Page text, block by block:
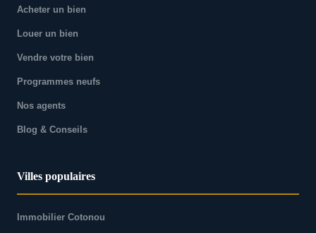
Acheter un bien
Louer un bien
Vendre votre bien
Programmes neufs
Nos agents
Blog & Conseils
Villes populaires
Immobilier Cotonou